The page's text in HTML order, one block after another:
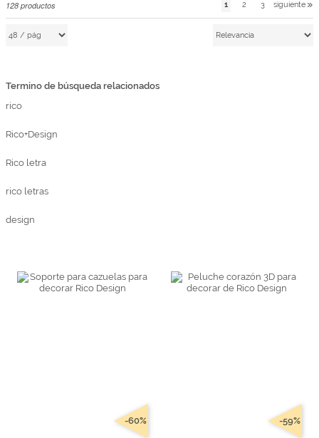
Somos Kimidori
128 productos 1 2 3 siguiente
Termino de búsqueda relacionados
rico
Rico+Design
Rico letra
rico letras
design
-60% -59%